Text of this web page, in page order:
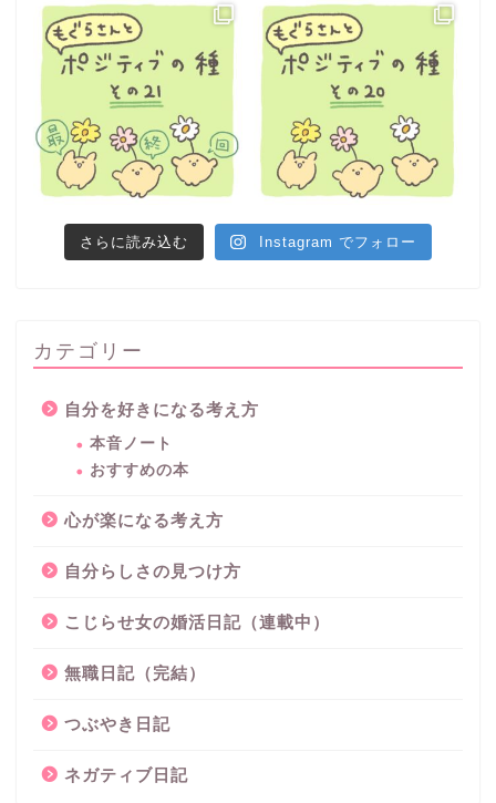
さらに読み込む Instagram でフォロー
カテゴリー
自分を好きになる考え方
本音ノート
おすすめの本
心が楽になる考え方
自分らしさの見つけ方
こじらせ女の婚活日記（連載中）
無職日記（完結）
つぶやき日記
ネガティブ日記